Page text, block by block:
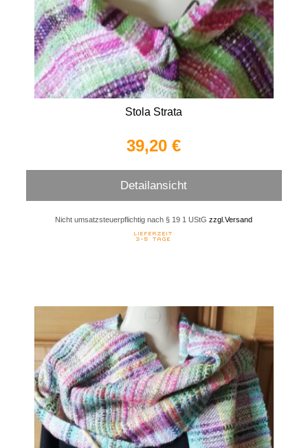
Stola Strata
39,20 €
Detailansicht
Nicht umsatzsteuerpflichtig nach § 19 1 UStGzzgl.Versand